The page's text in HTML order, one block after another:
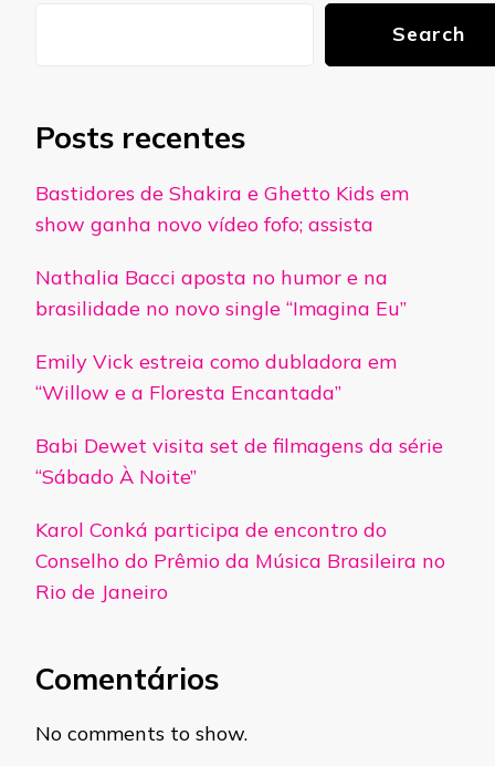
Search
Posts recentes
Bastidores de Shakira e Ghetto Kids em
show ganha novo vídeo fofo; assista
Nathalia Bacci aposta no humor e na
brasilidade no novo single “Imagina Eu”
Emily Vick estreia como dubladora em
“Willow e a Floresta Encantada”
Babi Dewet visita set de filmagens da série
“Sábado À Noite”
Karol Conká participa de encontro do
Conselho do Prêmio da Música Brasileira no
Rio de Janeiro
Comentários
No comments to show.